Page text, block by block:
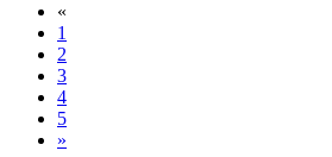
«
1
2
3
4
5
»